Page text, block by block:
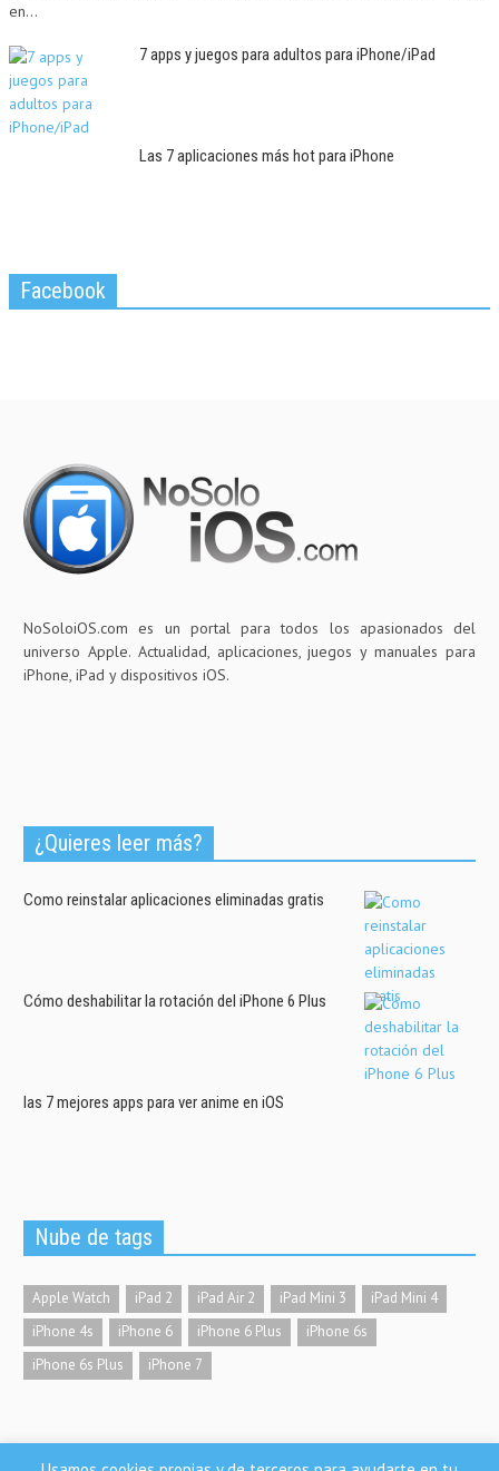
en...
7 apps y juegos para adultos para iPhone/iPad
Las 7 aplicaciones más hot para iPhone
Facebook
NoSoloiOS.com es un portal para todos los apasionados del
universo Apple. Actualidad, aplicaciones, juegos y manuales para
iPhone, iPad y dispositivos iOS.
¿Quieres leer más?
Como reinstalar aplicaciones eliminadas gratis
Cómo deshabilitar la rotación del iPhone 6 Plus
las 7 mejores apps para ver anime en iOS
Nube de tags
Apple Watch iPad 2 iPad Air 2 iPad Mini 3
iPad Mini 4
iPhone 4s
iPhone 6 iPhone 6 Plus
iPhone 6s
iPhone 6s Plus
iPhone 7